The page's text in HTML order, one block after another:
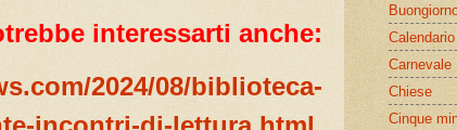
interessarti anche:
2024/08/biblioteca-
Calendario
Carnevale
Chiese
Cinque